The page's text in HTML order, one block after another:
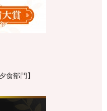
食部門】